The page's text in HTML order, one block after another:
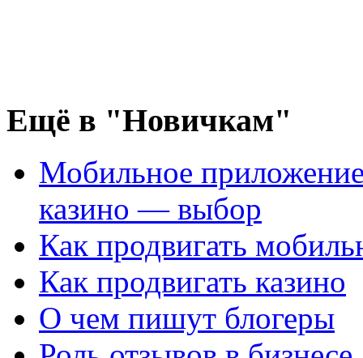
Ещё в "Новичкам"
Мобильное
казино — выбор
Как продвигать
Как продвигать казино
О чем пишут блогеры